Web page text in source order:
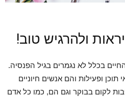
ולהרגיש טוב!
בכלל לא נגמרים בגיל הפנסיה.
ופעילות והם אנשים חיוניים
לקום בבוקר וגם הם, כמו כל אדם